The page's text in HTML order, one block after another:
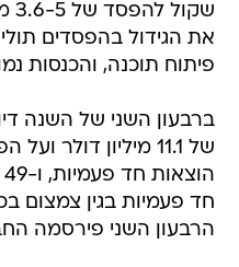
את הגידול בהפסדים
פיתוח תוכנה, והכנסות
ברבעון השני של השנה
חד פעמיות בגין צמצום
הרבעון השני פירסמה